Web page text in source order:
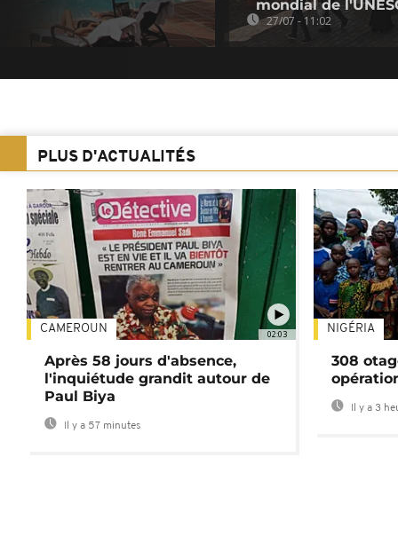
mondial de
27/07 - 11:02
PLUS D'ACTUALITÉS
02:03
CAMEROUN
Après 58 jours d'absence,
l'inquiétude grandit autour de
Paul Biya
Il y a 57 minutes
NIGÉRIA
308
Il y a 3